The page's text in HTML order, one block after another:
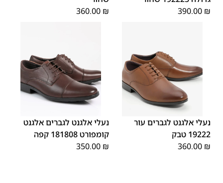
390.00 ₪
360.00 ₪
40
43
46
41
נעלי אלגנט לגברים עור
19222 טבק
360.00 ₪
40
41
42
43
נעלי אלגנט לגברים אלגנט
קומפורט 181808 קפה
350.00 ₪